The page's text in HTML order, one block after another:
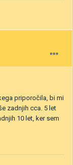
priporočila, bi mi
zadnjih cca. 5 let
10 let, ker sem